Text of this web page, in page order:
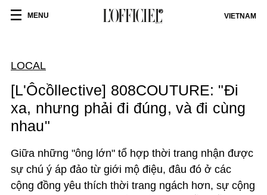
MENU VIETNAM
LOCAL
[L'Ôcồllective] 808COUTURE: "Đi
xa, nhưng phải đi đúng, và đi cùng
nhau"
Giữa những "ông lớn" tổ hợp thời trang nhận được
sự chú ý áp đảo từ giới mộ điệu, đâu đó ở các
cộng đồng yêu thích thời trang ngách hơn, sự cộng